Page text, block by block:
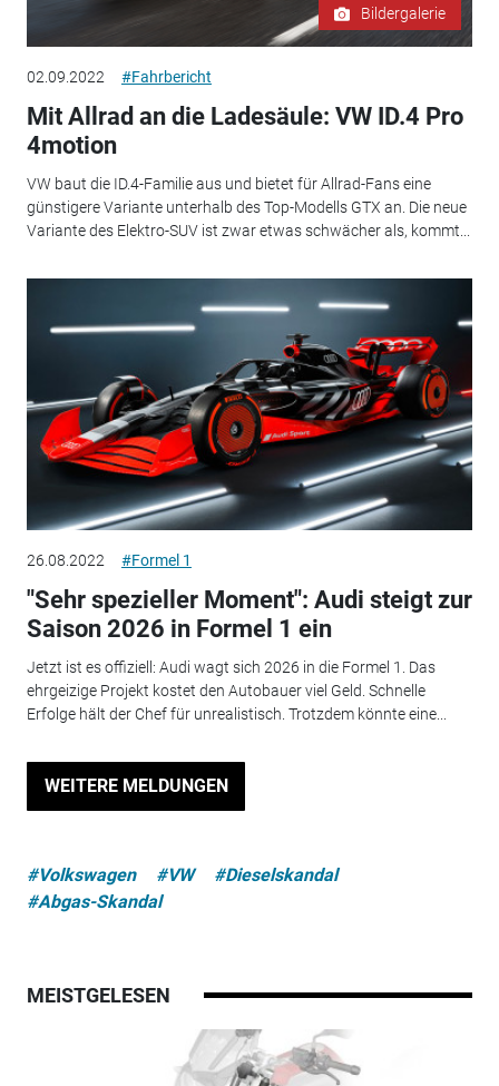
Bildergalerie
02.09.2022 #Fahrbericht
Mit Allrad an die Ladesäule: VW ID.4 Pro
4motion
VW baut die ID.4-Familie aus und bietet für Allrad-Fans eine
günstigere Variante unterhalb des Top-Modells GTX an. Die neue
Variante des Elektro-SUV ist zwar etwas schwächer als, kommt...
26.08.2022 #Formel 1
"Sehr spezieller Moment": Audi steigt zur
Saison 2026 in Formel 1 ein
Jetzt ist es offiziell: Audi wagt sich 2026 in die Formel 1. Das
ehrgeizige Projekt kostet den Autobauer viel Geld. Schnelle
Erfolge hält der Chef für unrealistisch. Trotzdem könnte eine...
WEITERE MELDUNGEN
#Volkswagen #VW
#Dieselskandal
#Abgas-Skandal
MEISTGELESEN